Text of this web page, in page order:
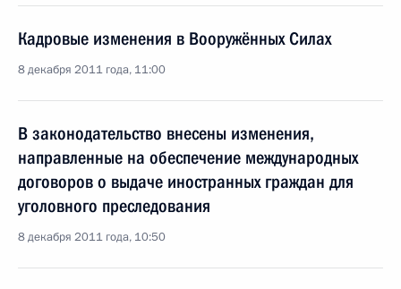
Кадровые изменения в Вооружённых Силах
8 декабря 2011 года, 11:00
В законодательство внесены изменения,
направленные на обеспечение международных
договоров о выдаче иностранных граждан для
уголовного преследования
8 декабря 2011 года, 10:50